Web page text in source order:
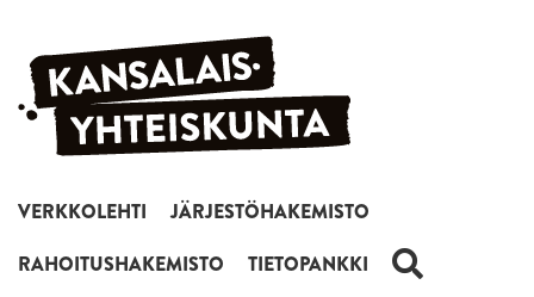
Siirry sisältöön
VERKKOLEHTI
JÄRJESTÖHAKEMISTO
RAHOITUSHAKEMISTO
TIETOPANKKI HAKU